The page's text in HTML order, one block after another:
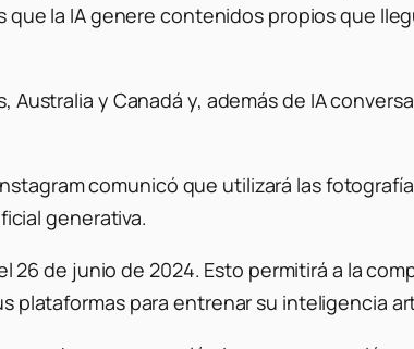
que la IA genere contenidos propios que
y Canadá y, además de IA
comunicó que utilizará las
generativa.
26 de junio de 2024. Esto permitirá a la
plataformas para entrenar su inteligencia